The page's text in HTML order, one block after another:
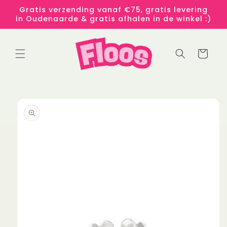
naar de
content
Gratis verzending vanaf €75, gratis levering
in Oudenaarde & gratis afhalen in de winkel :)
Winkelwagen